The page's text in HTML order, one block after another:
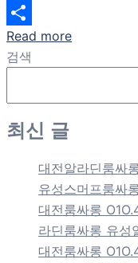
Email
Share
Read more
검색
최신 글
대전알라딘룸싸
유성스머프룸싸
대전룸싸롱
라딘룸싸롱 유성
대전룸싸롱